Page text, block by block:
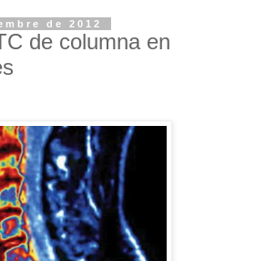
de 2012
de columna en